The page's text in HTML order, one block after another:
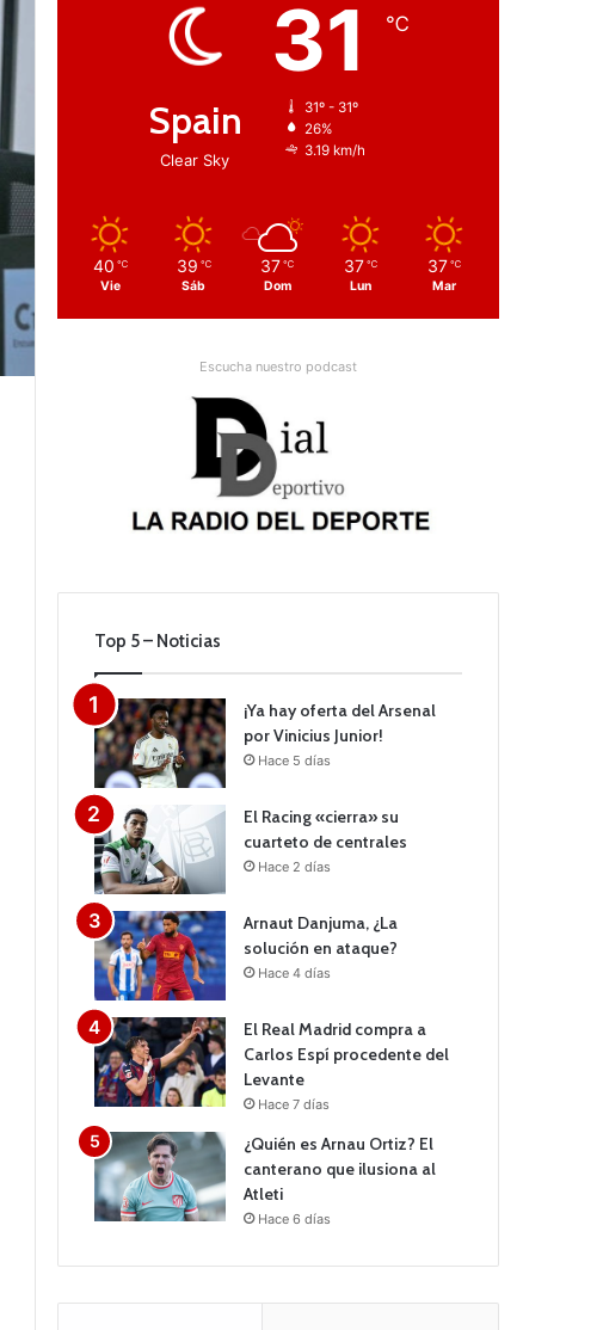
Spain
Clear Sky
31 ℃
31º - 31º
26%
3.19 km/h
40 ℃
Vie
39 ℃
Sáb
37 ℃
Dom
37 ℃
Lun
37 ℃
Mar
Escucha nuestro podcast
Top 5 – Noticias
¡Ya hay oferta del Arsenal
por Vinicius Junior!
Hace 5 días
El Racing «cierra» su
cuarteto de centrales
Hace 2 días
Arnaut Danjuma, ¿La
solución en ataque?
Hace 4 días
El Real Madrid compra a
Carlos Espí procedente del
Levante
Hace 7 días
¿Quién es Arnau Ortiz? El
canterano que ilusiona al
Atleti
Hace 6 días